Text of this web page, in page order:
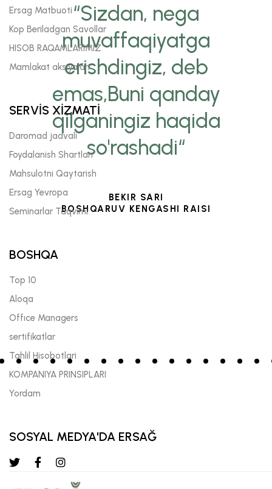
“Sizdan, nega
muvaffaqiyatga
erishdingiz, deb
emas,Buni qanday
qilganingiz haqida
so'rashadi“
BEKIR SARI
BOSHQARUV KENGASHI RAISI
Ersag Matbuoti
Kop Beriladgan Savollar
HISOB RAQAMLARIMIZ
Mamlakat aksiyalari
SERVİS XİZMATİ
Daromad jadvali
Foydalanish Shartlari
Mahsulotni Qaytarish
Ersag Yevropa
Seminarlar Taqvimi
BOSHQA
Top 10
Aloqa
Offıce Managers
sertifikatlar
Tahlil Hisobotlari
KOMPANIYA PRINSIPLARI
Yordam
SOSYAL MEDYA'DA ERSAĞ